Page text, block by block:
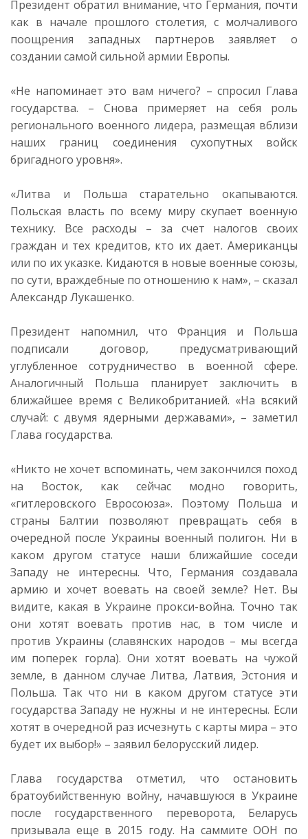
Президент обратил внимание, что Германия, почти
как в начале прошлого столетия, с молчаливого
поощрения западных партнеров заявляет о
создании самой сильной армии Европы.
«Не напоминает это вам ничего? – спросил Глава
государства. – Снова примеряет на себя роль
регионального военного лидера, размещая вблизи
наших границ соединения сухопутных войск
бригадного уровня».
«Литва и Польша старательно окапываются.
Польская власть по всему миру скупает военную
технику. Все расходы – за счет налогов своих
граждан и тех кредитов, кто их дает. Американцы
или по их указке. Кидаются в новые военные союзы,
по сути, враждебные по отношению к нам», – сказал
Александр Лукашенко.
Президент напомнил, что Франция и Польша
подписали договор, предусматривающий
углубленное сотрудничество в военной сфере.
Аналогичный Польша планирует заключить в
ближайшее время с Великобританией. «На всякий
случай: с двумя ядерными державами», – заметил
Глава государства.
«Никто не хочет вспоминать, чем закончился поход
на Восток, как сейчас модно говорить,
«гитлеровского Евросоюза». Поэтому Польша и
страны Балтии позволяют превращать себя в
очередной после Украины военный полигон. Ни в
каком другом статусе наши ближайшие соседи
Западу не интересны. Что, Германия создавала
армию и хочет воевать на своей земле? Нет. Вы
видите, какая в Украине прокси-война. Точно так
они хотят воевать против нас, в том числе и
против Украины (славянских народов – мы всегда
им поперек горла). Они хотят воевать на чужой
земле, в данном случае Литва, Латвия, Эстония и
Польша. Так что ни в каком другом статусе эти
государства Западу не нужны и не интересны. Если
хотят в очередной раз исчезнуть с карты мира – это
будет их выбор!» – заявил белорусский лидер.
Глава государства отметил, что остановить
братоубийственную войну, начавшуюся в Украине
после государственного переворота, Беларусь
призывала еще в 2015 году. На саммите ООН по